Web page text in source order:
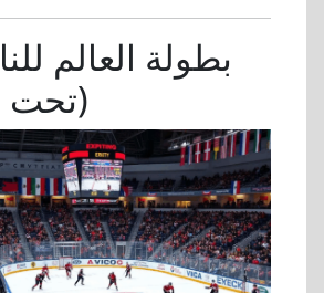
(تحت 20 سنة)